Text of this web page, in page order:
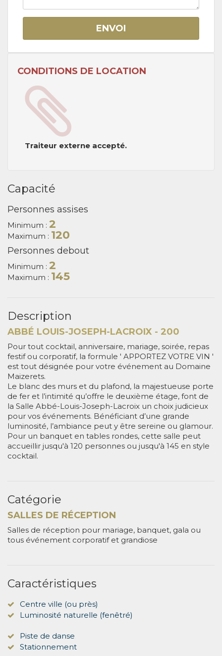
ENVOI
CONDITIONS DE LOCATION
Traiteur externe accepté.
Capacité
Personnes assises
Minimum : 2
Maximum : 120
Personnes debout
Minimum : 2
Maximum : 145
Description
ABBÉ LOUIS-JOSEPH-LACROIX - 200
Pour tout cocktail, anniversaire, mariage, soirée, repas
festif ou corporatif, la formule ' APPORTEZ VOTRE VIN '
est tout désignée pour votre événement au Domaine
Maizerets.
Le blanc des murs et du plafond, la majestueuse porte
de fer et l’intimité qu’offre le deuxième étage, font de
la Salle Abbé-Louis-Joseph-Lacroix un choix judicieux
pour vos événements. Bénéficiant d’une grande
luminosité, l’ambiance peut y être sereine ou glamour.
Pour un banquet en tables rondes, cette salle peut
accueillir jusqu'à 120 personnes ou jusqu'à 145 en style
cocktail.
Catégorie
SALLES DE RÉCEPTION
Salles de réception pour mariage, banquet, gala ou
tous événement corporatif et grandiose
Caractéristiques
Centre ville (ou près)
Luminosité naturelle (fenêtré)
Piste de danse
Stationnement